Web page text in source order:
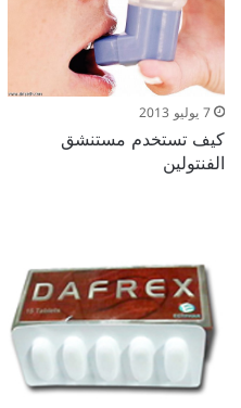
7 يوليو 2013
كيف تستخدم مستنشق
الفنتولين